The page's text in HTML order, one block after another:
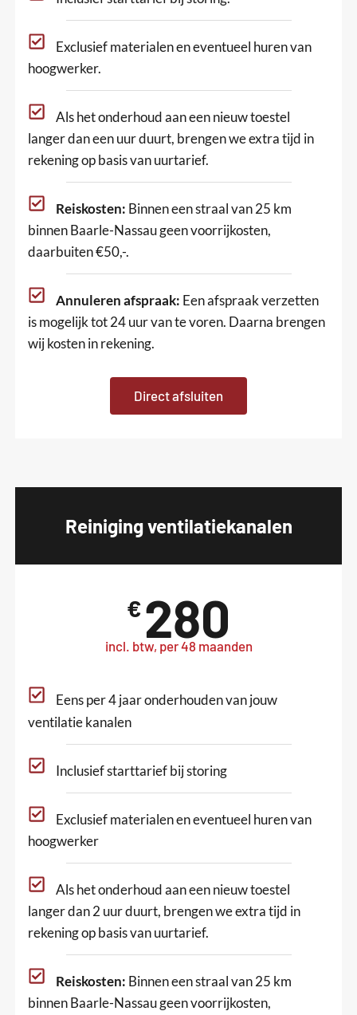
Exclusief materialen en eventueel huren van
hoogwerker.
Als het onderhoud aan een nieuw toestel
langer dan een uur duurt, brengen we extra tijd in
rekening op basis van uurtarief.
Reiskosten: Binnen een straal van 25 km
binnen Baarle-Nassau geen voorrijkosten,
daarbuiten €50,-.
Annuleren afspraak: Een afspraak verzetten
is mogelijk tot 24 uur van te voren. Daarna brengen
wij kosten in rekening.
Direct afsluiten
Reiniging ventilatiekanalen
€280
incl. btw, per 48 maanden
Eens per 4 jaar onderhouden van jouw
ventilatie kanalen
Inclusief starttarief bij storing
Exclusief materialen en eventueel huren van
hoogwerker
Als het onderhoud aan een nieuw toestel
langer dan 2 uur duurt, brengen we extra tijd in
rekening op basis van uurtarief.
Reiskosten: Binnen een straal van 25 km
binnen Baarle-Nassau geen voorrijkosten,